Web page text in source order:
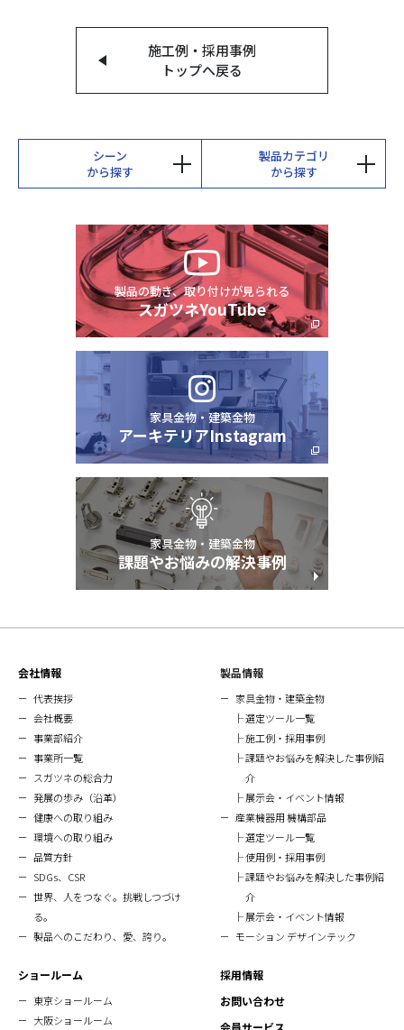
施工例・採用事例
トップへ戻る
シーン
から探す
製品カテゴリ
から探す
製品の動き、取り付けが見られる
スガツネYouTube
家具金物・建築金物
アーキテリアInstagram
家具金物・建築金物
課題やお悩みの解決事例
会社情報
代表挨拶
会社概要
事業部紹介
事業所一覧
スガツネの総合力
発展の歩み（沿革）
健康への取り組み
環境への取り組み
品質方針
SDGs、CSR
世界、人をつなぐ。挑戦しつづけ
る。
製品へのこだわり、愛、誇り。
製品情報
家具金物・建築金物
選定ツール一覧
施工例・採用事例
課題やお悩みを解決した事例紹
介
展示会・イベント情報
産業機器用 機構部品
選定ツール一覧
使用例・採用事例
課題やお悩みを解決した事例紹
介
展示会・イベント情報
モーション デザインテック
ショールーム
東京ショールーム
大阪ショールーム
採用情報
お問い合わせ